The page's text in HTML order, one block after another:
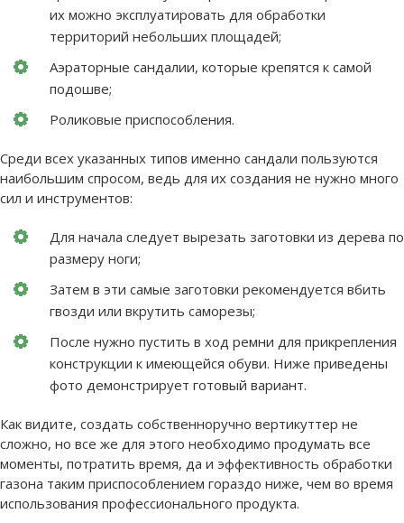
их можно эксплуатировать для обработки
территорий небольших площадей;
Аэраторные сандалии, которые крепятся к самой
подошве;
Роликовые приспособления.
Среди всех указанных типов именно сандали пользуются
наибольшим спросом, ведь для их создания не нужно много
сил и инструментов:
Для начала следует вырезать заготовки из дерева по
размеру ноги;
Затем в эти самые заготовки рекомендуется вбить
гвозди или вкрутить саморезы;
После нужно пустить в ход ремни для прикрепления
конструкции к имеющейся обуви. Ниже приведены
фото демонстрирует готовый вариант.
Как видите, создать собственноручно вертикуттер не
сложно, но все же для этого необходимо продумать все
моменты, потратить время, да и эффективность обработки
газона таким приспособлением гораздо ниже, чем во время
использования профессионального продукта.